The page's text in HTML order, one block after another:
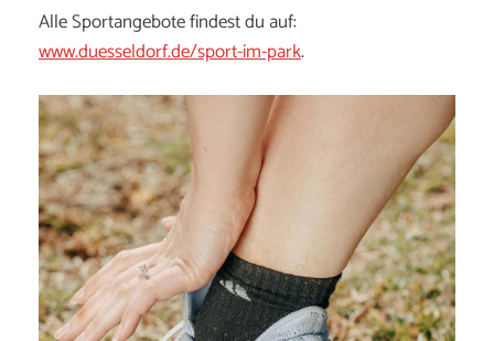
Alle Sportangebote findest du auf:
www.duesseldorf.de/sport-im-park.